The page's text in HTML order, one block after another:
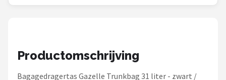
Shimano
Cortina
Productomschrijving
Bagagedragertas Gazelle Trunkbag 31 liter - zwart /